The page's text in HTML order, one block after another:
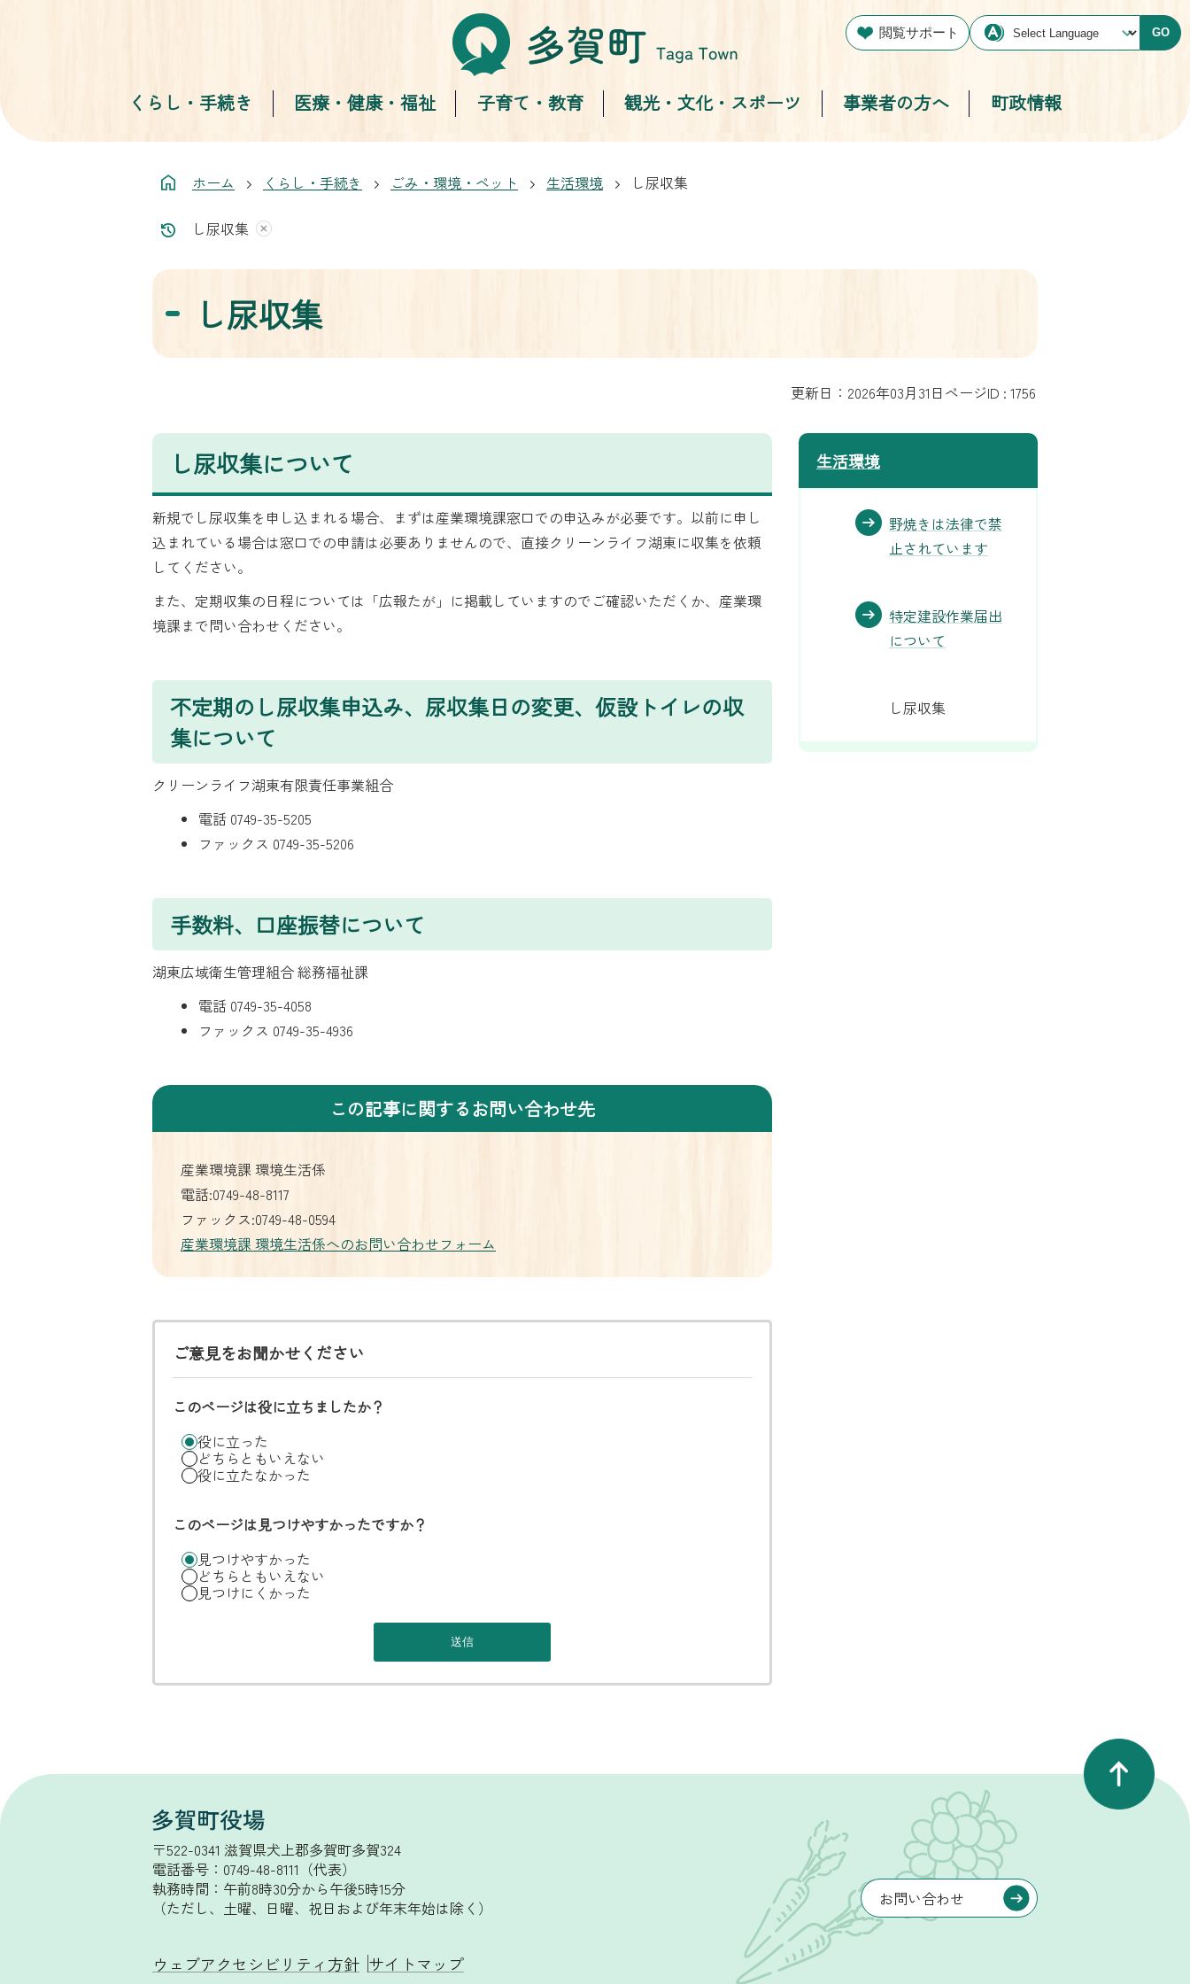
閲覧サポート GO
くらし・手続き 医療・健康・福祉 子育て・教育 観光・文化・スポーツ 事業者の方へ 町政情報
ホーム くらし・手続き ごみ・環境・ペット 生活環境 し尿収集
し尿収集
し尿収集
更新日：2026年03月31日 ページID : 1756
し尿収集について
新規でし尿収集を申し込まれる場合、まずは産業環境課窓口での申込みが必要です。以前に申し
込まれている場合は窓口での申請は必要ありませんので、直接クリーンライフ湖東に収集を依頼
してください。
また、定期収集の日程については「広報たが」に掲載していますのでご確認いただくか、産業環
境課まで問い合わせください。
不定期のし尿収集申込み、尿収集日の変更、仮設トイレの収
集について
クリーンライフ湖東有限責任事業組合
電話 0749-35-5205
ファックス 0749-35-5206
手数料、口座振替について
湖東広域衛生管理組合 総務福祉課
電話 0749-35-4058
ファックス 0749-35-4936
この記事に関するお問い合わせ先
産業環境課 環境生活係
電話:0749-48-8117
ファックス:0749-48-0594
産業環境課 環境生活係へのお問い合わせフォーム
ご意見をお聞かせください
このページは役に立ちましたか？
役に立った
どちらともいえない
役に立たなかった
このページは見つけやすかったですか？
見つけやすかった
どちらともいえない
見つけにくかった
生活環境
野焼きは法律で禁
止されています
特定建設作業届出
について
し尿収集
〒522-0341 滋賀県犬上郡多賀町多賀324
電話番号：0749-48-8111（代表）
執務時間：午前8時30分から午後5時15分
（ただし、土曜、日曜、祝日および年末年始は除く）
お問い合わせ
ウェブアクセシビリティ方針 サイトマップ